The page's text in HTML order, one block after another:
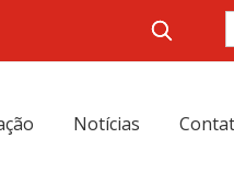
Notícias